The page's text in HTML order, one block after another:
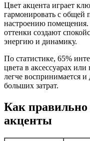
Цвет акцента играет
гармонировать с общей
настроению
оттенки создают
энергию и динамику.
По статистике, 65%
цвета в аксессуарах
легче воспринимается
больших затрат.
Как
акценты